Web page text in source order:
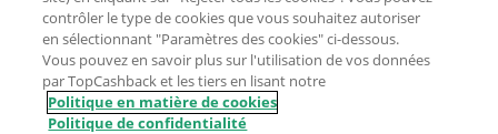
contrôler le type de cookies que vous souhaitez autoriser
en sélectionnant "Paramètres des cookies" ci-dessous.
Vous pouvez en savoir plus sur l'utilisation de vos données
par TopCashback et les tiers en lisant notre
Politique en matière de cookies
Politique de confidentialité